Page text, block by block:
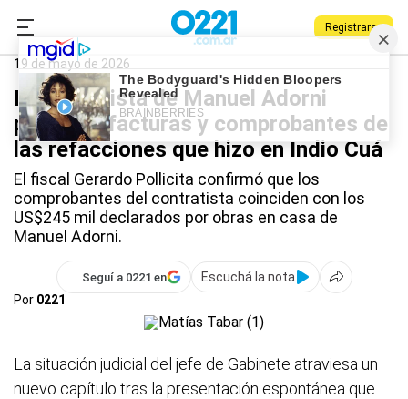
Registrarse
0221.com.ar
Manuel Adorni
19 de mayo de 2026
El contratista de Manuel Adorni
presentó facturas y comprobantes de
las refacciones que hizo en Indio Cuá
El fiscal Gerardo Pollicita confirmó que los
comprobantes del contratista coinciden con los
US$245 mil declarados por obras en casa de
Manuel Adorni.
Seguí a 0221 en
Escuchá la nota
Por 0221
La situación judicial del jefe de Gabinete atraviesa un
nuevo capítulo tras la presentación espontánea que